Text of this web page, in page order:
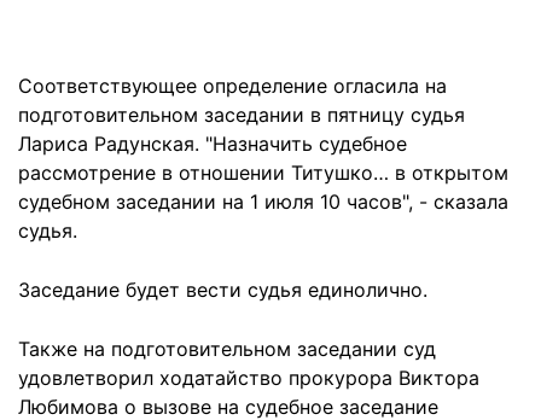
Соответствующее определение огласила на
подготовительном заседании в пятницу судья
Лариса Радунская. "Назначить судебное
рассмотрение в отношении Титушко… в открытом
судебном заседании на 1 июля 10 часов", - сказала
судья.
Заседание будет вести судья единолично.
Также на подготовительном заседании суд
удовлетворил ходатайство прокурора Виктора
Любимова о вызове на судебное заседание